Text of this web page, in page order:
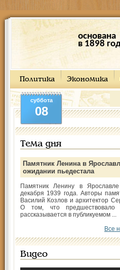
основана
в 1898
Политика Экономика
суббота
08
Тема дня
Памятник Ленина в
ожидании пьедестала
Памятник Ленину в
декабря 1939 года. Авторы
Василий Козлов и архитектор
О том, что предшествовало
рассказывается в публикуемом ...
Все
Видео